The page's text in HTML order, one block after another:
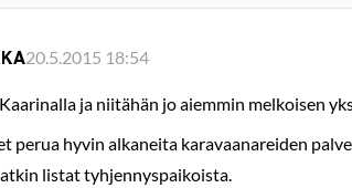
20.5.2015 18:54
ja niitähän jo aiemmin melkoisen
perua hyvin alkaneita karavaanareiden
listat tyhjennyspaikoista.